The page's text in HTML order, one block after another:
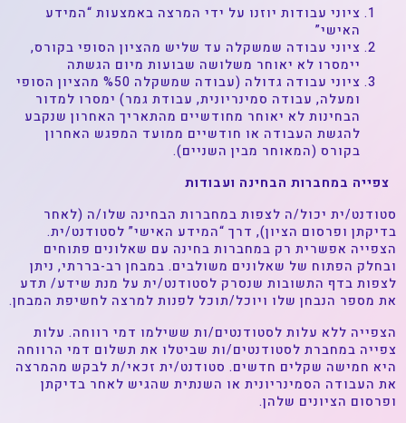
ציוני עבודות יוזנו על ידי המרצה באמצעות “המידע
האישי”
ציוני עבודה שמשקלה עד שליש מהציון הסופי בקורס,
יימסרו לא יאוחר משלושה שבועות מיום הגשתה
ציוני עבודה גדולה (עבודה שמשקלה %50 מהציון הסופי
ומעלה, עבודה סמינריונית, עבודת גמר) ימסרו למדור
הבחינות לא יאוחר מחודשיים מהתאריך האחרון שנקבע
להגשת העבודה או חודשיים ממועד המפגש האחרון
בקורס (המאוחר מבין השניים).
צפייה במחברות הבחינה ועבודות
סטודנט/ית יכול/ה לצפות במחברות הבחינה שלו/ה (לאחר
בדיקתן ופרסום הציון), דרך “המידע האישי” לסטודנט/ית.
הצפייה אפשרית רק במחברות בחינה עם שאלונים פתוחים
ובחלק הפתוח של שאלונים משולבים. במבחן רב-בררתי, ניתן
לצפות בדף התשובות שנסרק לסטודנט/ית על מנת שידע/ תדע
את מספר הנבחן שלו ויוכל/תוכל לפנות למרצה לחשיפת המבחן.
הצפייה ללא עלות לסטודנטים/ות ששילמו דמי רווחה. עלות
צפייה במחברת לסטודנטים/ות שביטלו את תשלום דמי הרווחה
היא חמישה שקלים חדשים. סטודנט/ית זכאי/ת לבקש מהמרצה
את העבודה הסמינריונית או השנתית שהגיש לאחר בדיקתן
ופרסום הציונים שלהן.